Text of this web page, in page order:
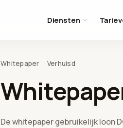
Diensten
Whitepaper Verhuisd
De whitepaper gebruikelijk loon